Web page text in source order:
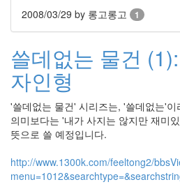
2008/03/29 by 롱고롱고 1
쓸데없는 물건
자인형
'쓸데없는 물건' 시리즈는, '쓸데없는'
의미보다는 '내가 사지는 않지만 재미
뜻으로 쓸 예정입니다.
http://www.1300k.com/feeltong2/